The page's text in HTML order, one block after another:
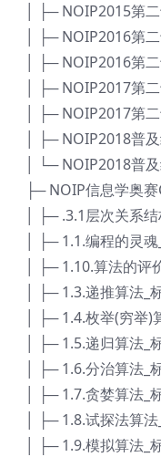
│ ├─ NOIP2015第
│ ├─ NOIP2016第
│ ├─ NOIP2016第
│ ├─ NOIP2017第
│ ├─ NOIP2017第
│ ├─ NOIP2018普
│ └─ NOIP2018普
├─ NOIP信息学奥
│ ├─ .3.1层次关系
│ ├─ 1.1.编程的灵
│ ├─ 1.10.算法的评
│ ├─ 1.3.递推算法_
│ ├─ 1.4.枚举(穷举
│ ├─ 1.5.递归算法_
│ ├─ 1.6.分治算法_
│ ├─ 1.7.贪婪算法_
│ ├─ 1.8.试探法算
│ ├─ 1.9.模拟算法_